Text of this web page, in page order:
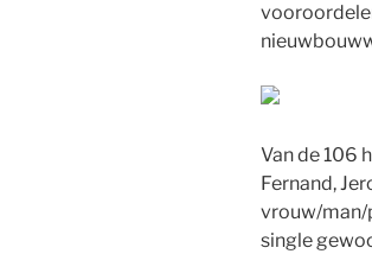
Van de 106
Fernand,
vrouw/man/
single